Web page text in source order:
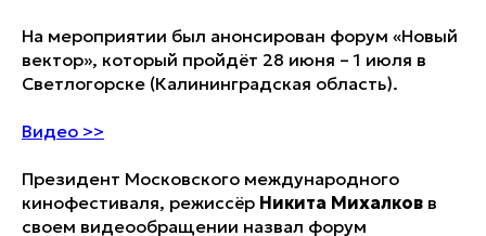
На мероприятии был анонсирован форум «Новый
вектор», который пройдёт 28 июня – 1 июля в
Светлогорске (Калининградская область).
Видео >>
Президент Московского международного
кинофестиваля, режиссёр Никита Михалков в
своем видеообращении назвал форум